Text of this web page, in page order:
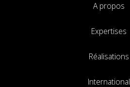
A propos
Expertises
Réalisations
International